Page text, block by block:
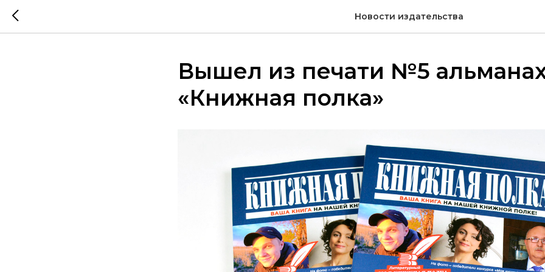
Новости издательства
Вышел из печати №5
«Книжная полка»